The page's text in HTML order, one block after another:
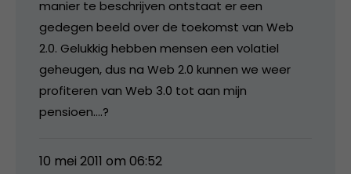
manier te beschrijven ontstaat er een
gedegen beeld over de toekomst van Web
2.0. Gelukkig hebben mensen een volatiel
geheugen, dus na Web 2.0 kunnen we weer
profiteren van Web 3.0 tot aan mijn
pensioen….?
10 mei 2011 om 06:52